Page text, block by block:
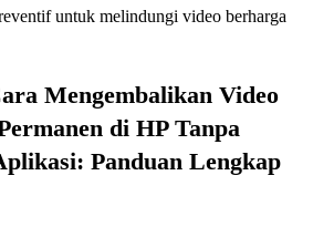
untuk melindungi video berharga
Mengembalikan Video
di HP Tanpa
Panduan Lengkap